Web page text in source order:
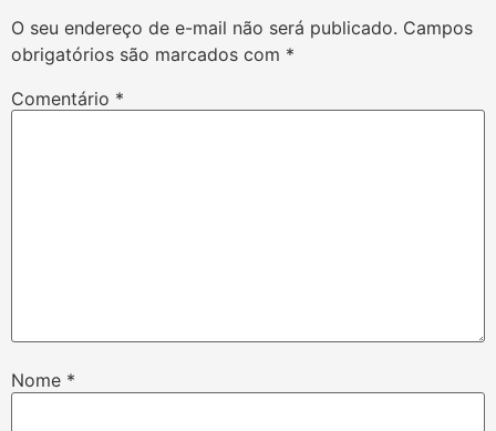
O seu endereço de e-mail não será publicado. Campos
obrigatórios são marcados com *
Comentário *
Nome *